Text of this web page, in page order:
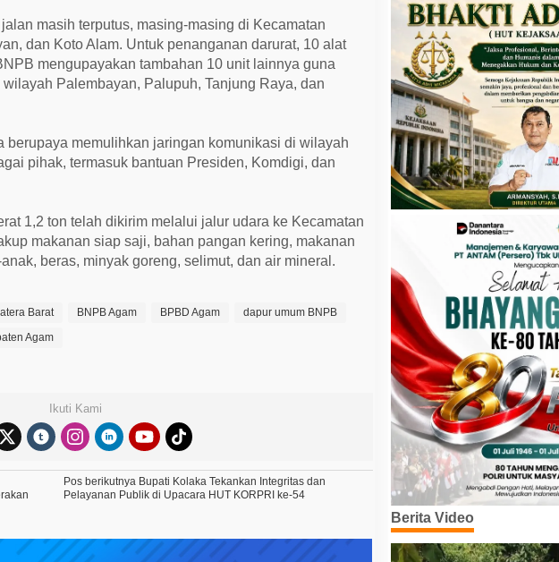
masih terputus, masing-masing di Kecamatan
dan Koto Alam. Untuk penanganan darurat, 10 alat
mengupayakan tambahan 10 unit lainnya guna
Palembayan, Palupuh, Tanjung Raya, dan
berupaya memulihkan jaringan komunikasi di wilayah
pihak, termasuk bantuan Presiden, Komdigi, dan
1,2 ton telah dikirim melalui jalur udara ke Kecamatan
makanan siap saji, bahan pangan kering, makanan
beras, minyak goreng, selimut, dan air mineral.
Barat BNPB Agam BPBD Agam
dapur umum BNPB
Agam
Ikuti Kami
Pos berikutnya Bupati Kolaka Tekankan Integritas dan
Pelayanan Publik di Upacara HUT KORPRI ke-54
Berita Video